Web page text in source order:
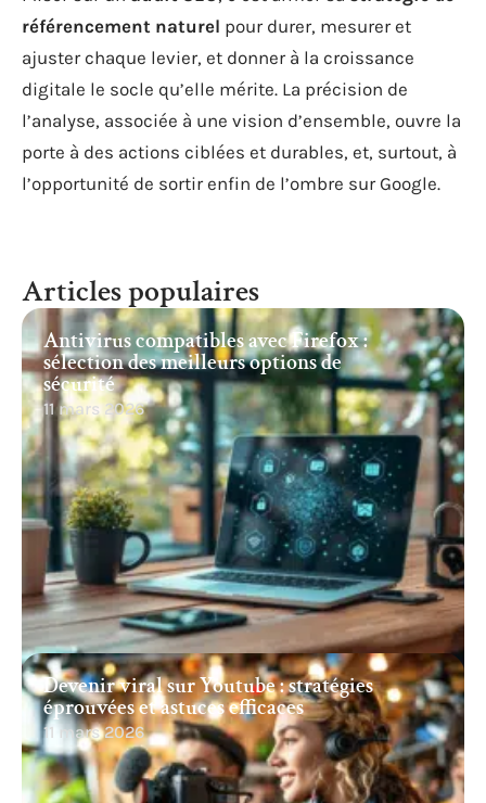
référencement naturel pour durer, mesurer et
ajuster chaque levier, et donner à la croissance
digitale le socle qu’elle mérite. La précision de
l’analyse, associée à une vision d’ensemble, ouvre la
porte à des actions ciblées et durables, et, surtout, à
l’opportunité de sortir enfin de l’ombre sur Google.
Articles populaires
Antivirus compatibles avec Firefox :
sélection des meilleurs options de
sécurité
11 mars 2026
Devenir viral sur Youtube : stratégies
éprouvées et astuces efficaces
11 mars 2026